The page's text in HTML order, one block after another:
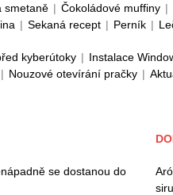
smetaně | Čokoládové muffiny |
| Sekaná recept | Perník |
kyberútoky | Instalace
| Nouzové otevírání pračky |
se dostanou do